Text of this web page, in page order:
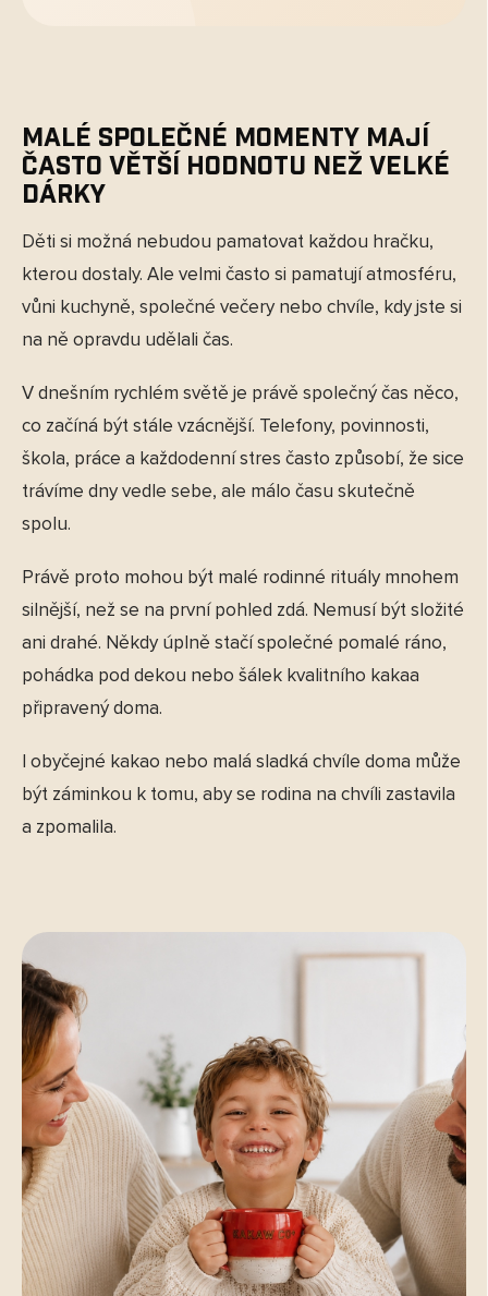
Malé společné momenty mají
často větší hodnotu než velké
dárky
Děti si možná nebudou pamatovat každou hračku,
kterou dostaly. Ale velmi často si pamatují atmosféru,
vůni kuchyně, společné večery nebo chvíle, kdy jste si
na ně opravdu udělali čas.
V dnešním rychlém světě je právě společný čas něco,
co začíná být stále vzácnější. Telefony, povinnosti,
škola, práce a každodenní stres často způsobí, že sice
trávíme dny vedle sebe, ale málo času skutečně
spolu.
Právě proto mohou být malé rodinné rituály mnohem
silnější, než se na první pohled zdá. Nemusí být složité
ani drahé. Někdy úplně stačí společné pomalé ráno,
pohádka pod dekou nebo šálek kvalitního kakaa
připravený doma.
I obyčejné kakao nebo malá sladká chvíle doma může
být záminkou k tomu, aby se rodina na chvíli zastavila
a zpomalila.